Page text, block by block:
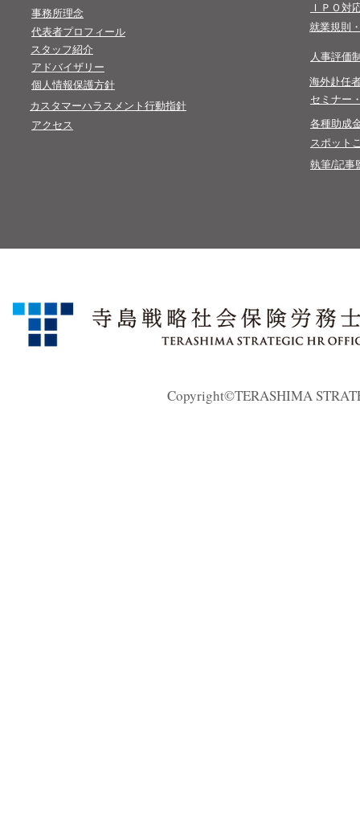
事務所理念
代表者プロフィール
​スタッフ紹介
​アドバイザリー
​個人情報保護方針​
カスタマーハラスメント行動指針
アクセス
ＩＰＯ対
就業規則
人事評価
海外赴任
セミナー
各種助成
スポット
執筆/記事
Copyright©TERASHIMA